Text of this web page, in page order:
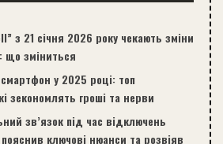
з 21 січня 2026 року чекають зміни
що зміниться
у 2025 році: топ
зекономлять гроші та нерви
зв’язок під час відключень
ключові нюанси та розвіяв